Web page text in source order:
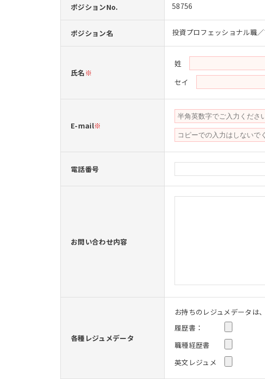
ポジションNo. 58756
ポジション名 投資プロフェッショナル職
氏名 ※
姓
セイ
E-mail※
電話番号
お問い合わせ内容
各種レジュメデータ
お持ちのレジュメデータは
履歴書：
職種経歴書
英文レジュメ